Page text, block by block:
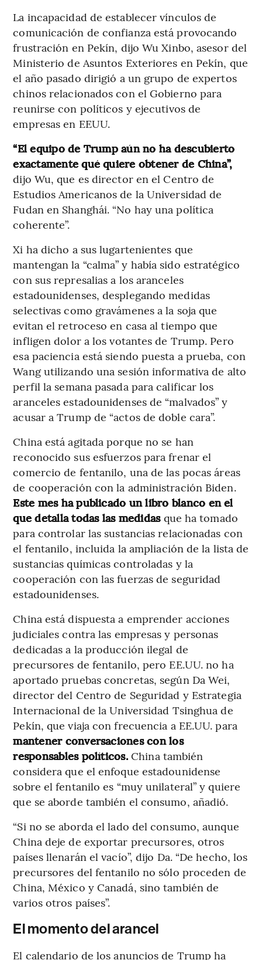
La incapacidad de establecer vínculos de
comunicación de confianza está provocando
frustración en Pekín, dijo Wu Xinbo, asesor del
Ministerio de Asuntos Exteriores en Pekín, que
el año pasado dirigió a un grupo de expertos
chinos relacionados con el Gobierno para
reunirse con políticos y ejecutivos de
empresas en EEUU.
“El equipo de Trump aún no ha descubierto
exactamente qué quiere obtener de China”,
dijo Wu, que es director en el Centro de
Estudios Americanos de la Universidad de
Fudan en Shanghái. “No hay una política
coherente”.
Xi ha dicho a sus lugartenientes que
mantengan la “calma” y había sido estratégico
con sus represalias a los aranceles
estadounidenses, desplegando medidas
selectivas como gravámenes a la soja que
evitan el retroceso en casa al tiempo que
infligen dolor a los votantes de Trump. Pero
esa paciencia está siendo puesta a prueba, con
Wang utilizando una sesión informativa de alto
perfil la semana pasada para calificar los
aranceles estadounidenses de “malvados” y
acusar a Trump de “actos de doble cara”.
China está agitada porque no se han
reconocido sus esfuerzos para frenar el
comercio de fentanilo, una de las pocas áreas
de cooperación con la administración Biden.
Este mes ha publicado un libro blanco en el
que detalla todas las medidas que ha tomado
para controlar las sustancias relacionadas con
el fentanilo, incluida la ampliación de la lista de
sustancias químicas controladas y la
cooperación con las fuerzas de seguridad
estadounidenses.
China está dispuesta a emprender acciones
judiciales contra las empresas y personas
dedicadas a la producción ilegal de
precursores de fentanilo, pero EE.UU. no ha
aportado pruebas concretas, según Da Wei,
director del Centro de Seguridad y Estrategia
Internacional de la Universidad Tsinghua de
Pekín, que viaja con frecuencia a EE.UU. para
mantener conversaciones con los
responsables políticos.China también
considera que el enfoque estadounidense
sobre el fentanilo es “muy unilateral” y quiere
que se aborde también el consumo, añadió.
“Si no se aborda el lado del consumo, aunque
China deje de exportar precursores, otros
países llenarán el vacío”, dijo Da. “De hecho, los
precursores del fentanilo no sólo proceden de
China, México y Canadá, sino también de
varios otros países”.
El momento del arancel
El calendario de los anuncios de Trump ha